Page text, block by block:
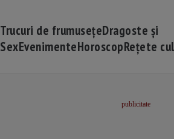
Trucuri de frumusețeDragoste și
SexEvenimenteHoroscopRețete